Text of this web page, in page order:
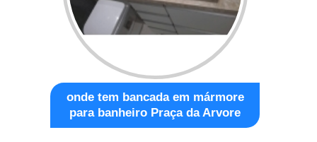
onde tem bancada em mármore
para banheiro Praça da Arvore